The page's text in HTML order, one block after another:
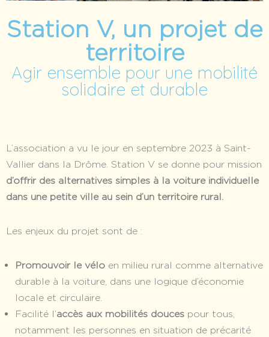
Station V, un projet de
territoire
Agir ensemble pour une mobilité
solidaire et durable
L’association a vu le jour en septembre 2023 à Saint-
Vallier dans la Drôme. Station V se donne pour mission
d’offrir des alternatives simples à la voiture individuelle
dans une petite ville au sein d’un territoire rural.
Les enjeux du projet sont de :
Promouvoir le vélo en milieu rural comme alternative
durable à la voiture, dans une logique d’économie
locale et circulaire.
Facilité l’accès aux mobilités douces pour tous,
notamment les personnes en situation de précarité